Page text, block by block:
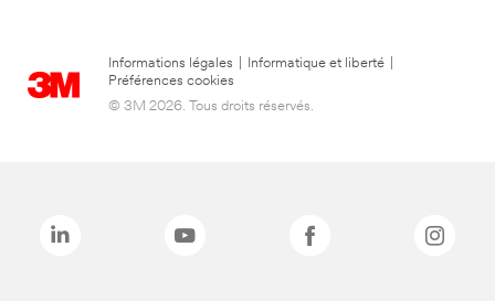
Informations légales Informatique et liberté
Préférences cookies
© 3M 2026. Tous droits réservés.